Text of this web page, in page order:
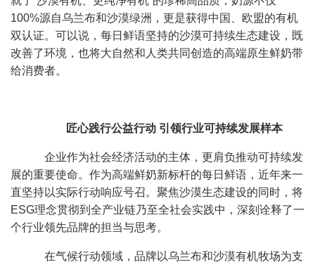
100%源自乌兰布和沙漠绿洲，更是获得中国、欧盟的有机
双认证。可以说，每日鲜语坚持的沙漠可持续生态建设，既
改善了环境，也将大自然和人类共同创造的高端原生鲜奶带
给消费者。
匠心践行公益行动 引领行业可持续发展样本
企业作为社会经济活动的主体，更肩负推动可持续发
展的重要使命。作为高端鲜奶新标杆的每日鲜语，近年来一
直坚持以实际行动响应号召。聚焦沙漠生态建设的同时，将
ESG理念贯彻到全产业链乃至全社会实践中，深刻诠释了一
个行业领先品牌的担当与思考。
在气候行动领域，品牌以乌兰布和沙漠有机牧场为支